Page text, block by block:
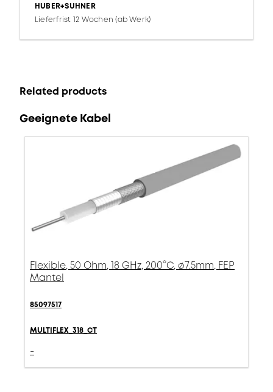
HUBER+SUHNER
Lieferfrist 12 Wochen (ab Werk)
Related products
Geeignete Kabel
Flexible, 50 Ohm, 18 GHz, 200°C, ø7.5mm, FEP
Mantel
85097517
MULTIFLEX_318_CT
-